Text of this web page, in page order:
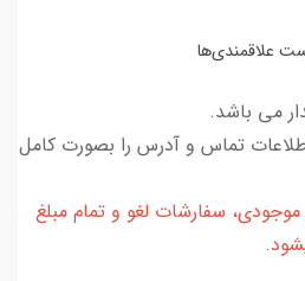
می باشد.
تماس و آدرس را بصورت کامل
سفارشات لغو و تمام مبلغ